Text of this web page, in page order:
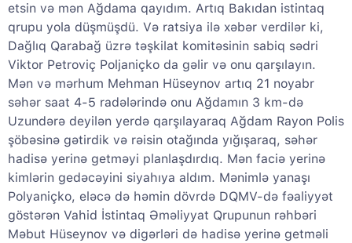
etsin və mən Ağdama qayıdım. Artıq Bakıdan istintaq
qrupu yola düşmüşdü. Və ratsiya ilə xəbər verdilər ki,
Dağlıq Qarabağ üzrə təşkilat komitəsinin sabiq sədri
Viktor Petroviç Poljaniçko da gəlir və onu qarşılayın.
Mən və mərhum Mehman Hüseynov artıq 21 noyabr
səhər saat 4-5 radələrində onu Ağdamın 3 km-də
Uzundərə deyilən yerdə qarşılayaraq Ağdam Rayon Polis
şöbəsinə gətirdik və rəisin otağında yığışaraq, səhər
hadisə yerinə getməyi planlaşdırdıq. Mən faciə yerinə
kimlərin gedəcəyini siyahıya aldım. Mənimlə yanaşı
Polyaniçko, eləcə də həmin dövrdə DQMV-də fəaliyyət
göstərən Vahid İstintaq Əməliyyat Qrupunun rəhbəri
Məbut Hüseynov və digərləri də hadisə yerinə getməli